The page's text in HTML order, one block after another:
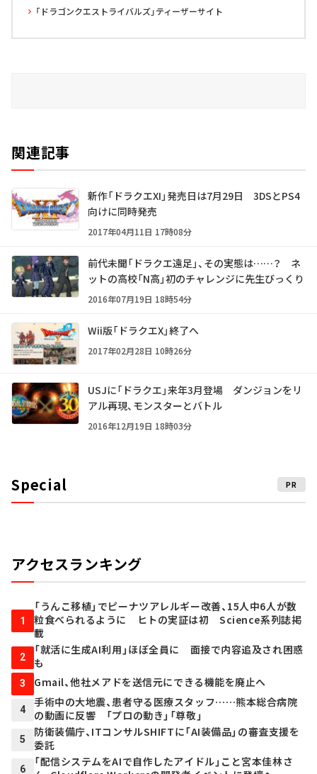
「ドラゴンクエストライバルズ」ティーザーサイト
関連記事
新作「ドラクエXI」発売日は7月29日 3DSとPS4
向けに同時発売
2017年04月11日 17時08分
前代未聞「ドラクエ遠足」、その実態は……？ ネ
ットの高校「N高」初のチャレンジに先生びっくり
2016年07月19日 18時54分
Wii版「ドラクエX」終了へ
2017年02月28日 10時26分
USJに「ドラクエ」来年3月登場 ダンジョンをリ
アル再現、モンスターとバトル
2016年12月19日 18時03分
Special PR
アクセスランキング
1
「うんこ移植」でピーナツアレルギー改善、15人中6人が数
粒食べられるように ヒトの実証は初 Science系列誌掲
載
2
「就活に生成AI利用」ほぼ全員に 面接で内容追及され困惑
も
3 Gmail、他社メアドを送信元にできる機能を廃止へ
4
手術中の大地震、患者守る医療スタッフ……熊本総合病院
の動画に反響 「プロの動き」「尊敬」
5
防衛装備庁、ITコンサルSHIFTに「AI装備品」の審査支援を
委託
6
「配信システムをAIで自作したアイドル」こと宮本佳林さ